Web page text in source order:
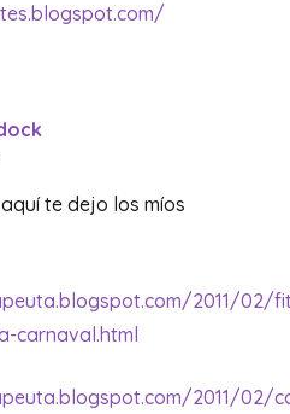
te dejo los míos
2011/02/
carnaval.html
2011/02/